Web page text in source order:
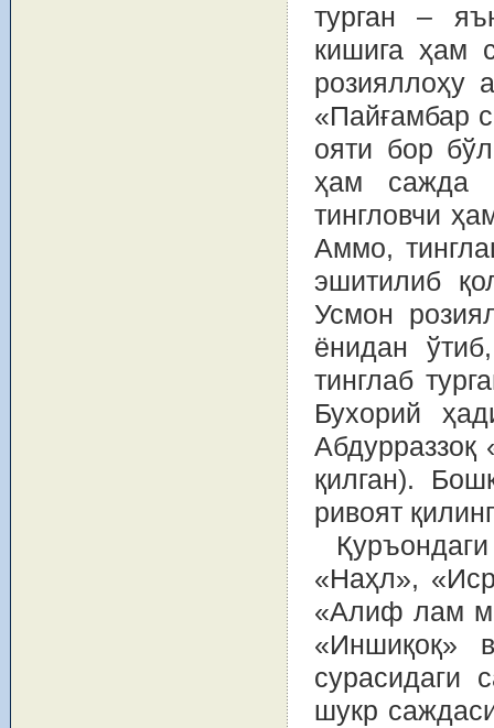
турган –
кишига ҳам
розияллоҳу
«Пайғамбар
ояти бор
ҳам сажда
тингловчи
Аммо,
эшитилиб
Усмон
ёнидан
тинглаб
Бухорий
қилган).
ривоят
«Наҳл»,
«Алиф лам
«Иншиқоқ»
сурасидаги
шукр